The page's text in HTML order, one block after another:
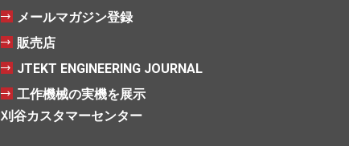
メールマガジン登録
販売店
JTEKT ENGINEERING JOURNAL
工作機械の実機を展示
刈谷カスタマーセンター